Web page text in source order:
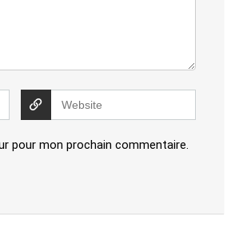
pour mon prochain commentaire.